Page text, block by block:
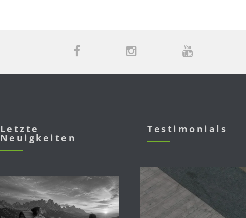
Letzte
Neuigkeiten
Testimonials